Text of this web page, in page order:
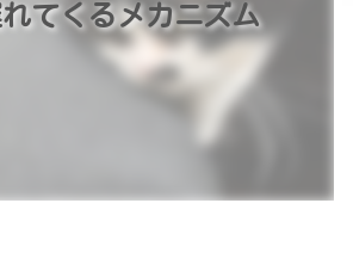
てくるメカニズム